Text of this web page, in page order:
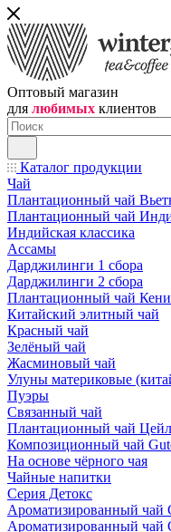
Оптовый магазин
для любимых клиентов
Каталог продукции
Чай
Плантационный чай
Плантационный чай
Индийская классика
Ассамы
Дарджилинги 1 сбора
Дарджилинги 2 сбора
Плантационный чай
Китайский элитный чай
Красный чай
Зелёный чай
Жасминовый чай
Улуны материковые
Пуэры
Связанный чай
Плантационный чай
Композиционный чай
На основе чёрного чая
Чайные напитки
Серия Детокс
Ароматизированный чай
Ароматизированный чай